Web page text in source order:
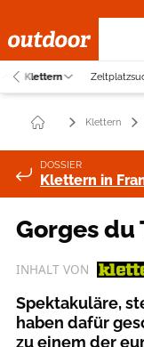
Klettern
Klettern
DOSSIER
Klettern in
Gorges du
INHALT VON
Spektakuläre,
haben dafür
zu einem der